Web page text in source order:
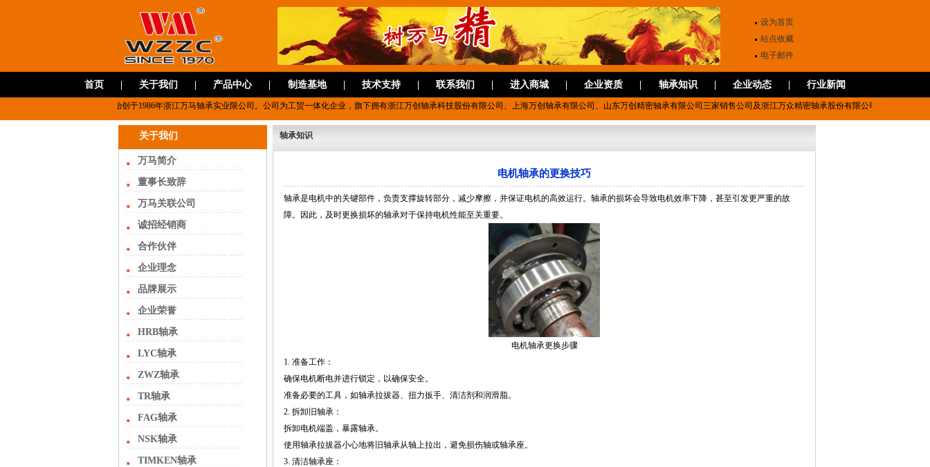
设为首页
站点收藏
电子邮件
首页 关于我们 产品中心 制造基地 技术支持 联系我们 进入商城 企业资质 轴承知识 企业动态 行业新闻
万马轴承有限公司，前身为始创于1986年浙江万马轴承实业限公司。公司为工贸一体化企业，旗下拥有浙江万创轴承科技股份有限公司、上海万创轴承有限公司、山东万创精密轴承有限公司三家销售公司及浙江万众精密轴承股份有限公司国家级高
关于我们
万马简介
董事长致辞
万马关联公司
诚招经销商
合作伙伴
企业理念
品牌展示
企业荣誉
HRB轴承
LYC轴承
ZWZ轴承
TR轴承
FAG轴承
NSK轴承
TIMKEN轴承
轴承知识
电机轴承的更换技巧
轴承是电机中的关键部件，负责支撑旋转部分，减少摩擦，并保证电机的高效运行。轴承的损坏会导致电机效率下降，甚至引发更严重的故
障。因此，及时更换损坏的轴承对于保持电机性能至关重要。
电机轴承更换步骤
1. 准备工作：
确保电机断电并进行锁定，以确保安全。
准备必要的工具，如轴承拉拔器、扭力扳手、清洁剂和润滑脂。
2. 拆卸旧轴承：
拆卸电机端盖，暴露轴承。
使用轴承拉拔器小心地将旧轴承从轴上拉出，避免损伤轴或轴承座。
3. 清洁轴承座：